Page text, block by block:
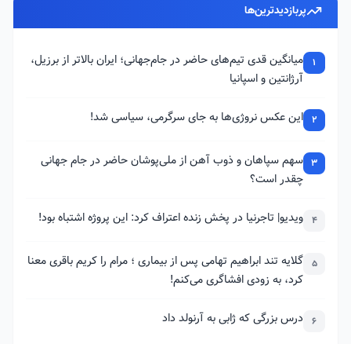
پربازدیدترین‌ها
1
میانگین قدی تیم‌های حاضر در جام‌جهانی؛ ایران بالاتر از برزیل،
آرژانتین و اسپانیا
2 این عکس نروژی‌ها به جای سرگرمی، سیاسی شد!
3 سهم سپاهان و ذوب آهن از ملی‌پوشان حاضر در جام جهانی
چقدر است؟
4 ویدیو| تاجرنیا در پخش زنده اعتراف کرد: این پروژه اشتباه بود!
5 گلایه تند ابراهیم تهامی پس از بیماری ؛ مرام را کریم باقری معنا
کرد، به زودی افشاگری می‌کنم!
6 درس بزرگی که ژابی به آرنولد داد